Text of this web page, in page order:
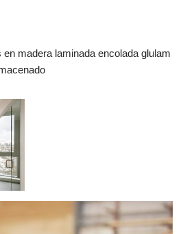
madera laminada encolada glulam